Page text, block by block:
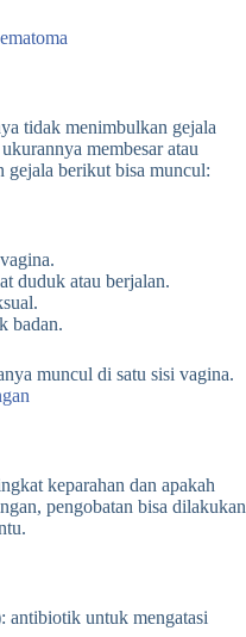
tidak menimbulkan gejala
membesar atau
gejala berikut bisa muncul:
duduk atau berjalan.
badan.
muncul di satu sisi vagina.
keparahan dan apakah
pengobatan bisa dilakukan
antibiotik untuk mengatasi